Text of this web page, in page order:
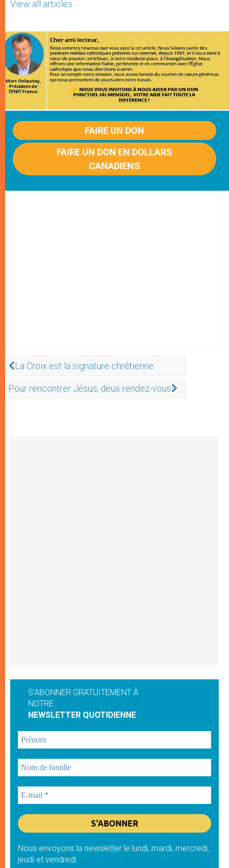
View all articles
FAIRE UN DON
FAIRE UN DON EN DOLLARS
CANADIENS
La Croix est la signature chrétienne
Pour rencontrer Jésus, deux rendez-vous
S'ABONNER GRATUITEMENT À
NOTRE
NEWSLETTER QUOTIDIENNE
Nous envoyons la newsletter le lundi, mardi, mercredi,
jeudi et vendredi